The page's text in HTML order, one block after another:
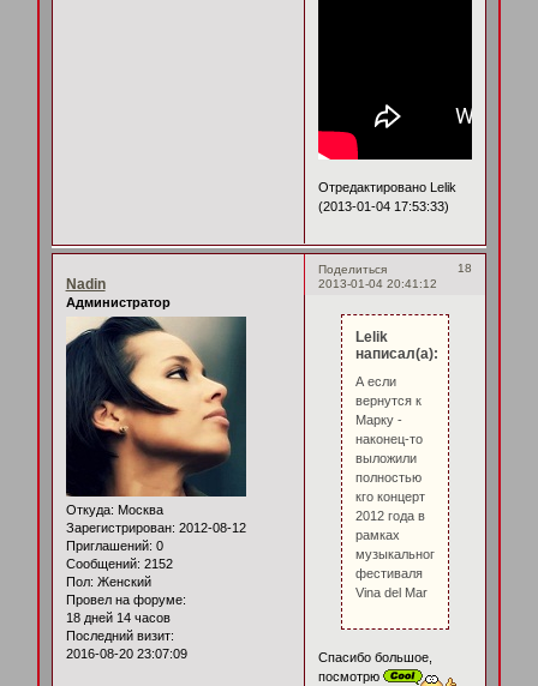
Отредактировано Lelik
(2013-01-04 17:53:33)
Поделиться
18
2013-01-04 20:41:12
Nadin
Администратор
Откуда: Москва
Зарегистрирован: 2012-08-12
Приглашений: 0
Сообщений: 2152
Пол: Женский
Провел на форуме:
18 дней 14 часов
Последний визит:
2016-08-20 23:07:09
Lelik
написал(а):
А если
вернутся к
Марку -
наконец-то
выложили
полностью
кго концерт
2012 года в
рамках
музыкального
фестиваля
Vina del Mar
Спасибо большое,
посмотрю